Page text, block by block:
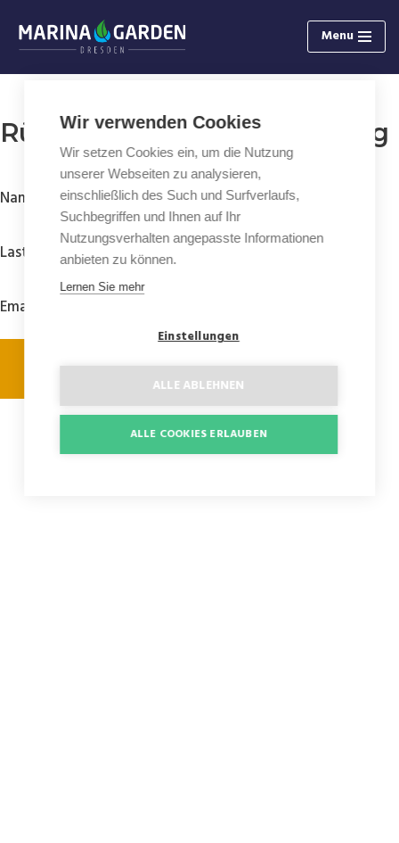
Zum
Inhalt
Menu
Rücknahme der Zustimmung
Name
Last name:
Email
Senden
Wir verwenden Cookies
Wir setzen Cookies ein, um die Nutzung
unserer Webseiten zu analysieren,
einschließlich des Such und Surfverlaufs,
Suchbegriffen und Ihnen auf Ihr
Nutzungsverhalten angepasste Informationen
anbieten zu können.
Lernen Sie mehr
Einstellungen
ALLE ABLEHNEN
ALLE COOKIES ERLAUBEN